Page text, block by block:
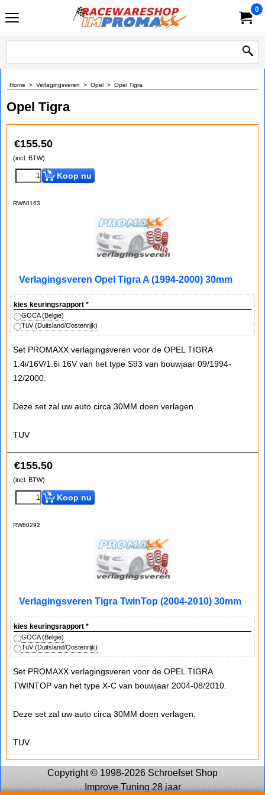
0
Home > Verlagingsveren > Opel > Opel Tigra
Opel Tigra
€155.50
(incl. BTW)
Koop nu
RW60163
Verlagingsveren Opel Tigra A (1994-2000) 30mm
kies keuringsrapport *
GOCA (Belgie)
TüV (Duitsland/Oostenrijk)
Set PROMAXX verlagingsveren voor de OPEL TIGRA
1.4i/16V/1.6i 16V van het type S93 van bouwjaar 09/1994-
12/2000.
Deze set zal uw auto circa 30MM doen verlagen.
TUV
€155.50
(incl. BTW)
Koop nu
RW60292
Verlagingsveren Tigra TwinTop (2004-2010) 30mm
kies keuringsrapport *
GOCA (Belgie)
TüV (Duitsland/Oostenrijk)
Set PROMAXX verlagingsveren voor de OPEL TIGRA
TWINTOP van het type X-C van bouwjaar 2004-08/2010.
Deze set zal uw auto circa 30MM doen verlagen.
TUV
Copyright © 1998-2026 Schroefset Shop
Improve Tuning 28 jaar